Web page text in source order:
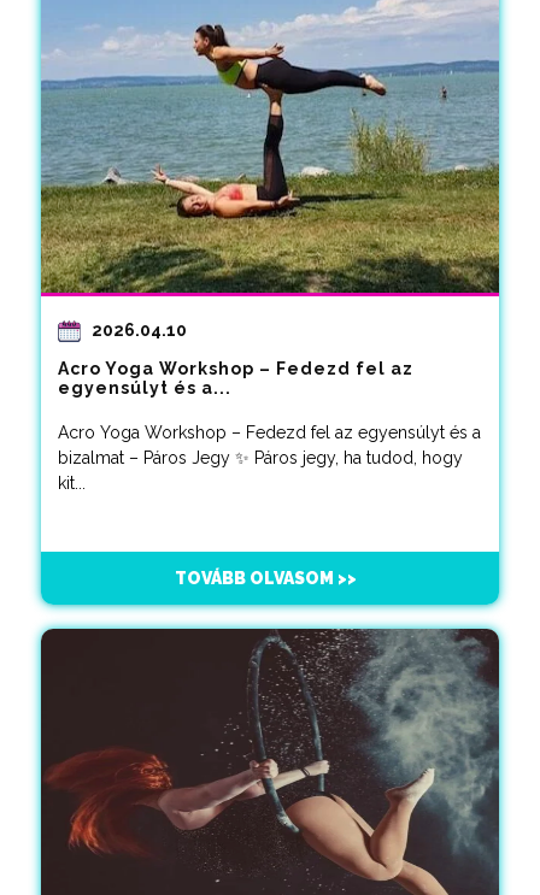
2026.04.10
Acro Yoga Workshop – Fedezd fel az
egyensúlyt és a...
Acro Yoga Workshop – Fedezd fel az egyensúlyt és a
bizalmat – Páros Jegy ✨ Páros jegy, ha tudod, hogy
kit...
TOVÁBB OLVASOM >>